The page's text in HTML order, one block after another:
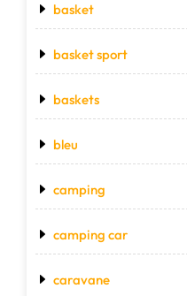
basket
basket sport
baskets
bleu
camping
camping car
caravane